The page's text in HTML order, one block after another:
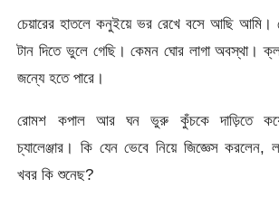
চেয়ারের হাতলে কনুইয়ে ভর রেখে বসে আছি আমি।
টান দিতে ভুলে গেছি। কেমন ঘোর লাগা অবস্থা।
জন্যে হতে পারে।
রোমশ কপাল আর ঘন ভুরু কুঁচকে দাড়িতে
চ্যালেঞ্জার। কি যেন ভেবে নিয়ে জিজ্ঞেস
খবর কি শুনেছ?